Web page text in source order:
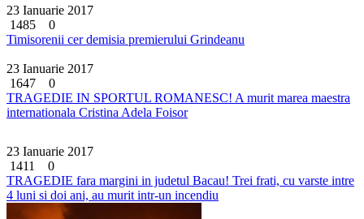
23 Ianuarie 2017
1485
0
Timisorenii cer demisia premierului Grindeanu
23 Ianuarie 2017
1647
0
TRAGEDIE IN SPORTUL ROMANESC! A murit marea maestra
internationala Cristina Adela Foisor
23 Ianuarie 2017
1411
0
TRAGEDIE fara margini in judetul Bacau! Trei frati, cu varste intre
4 luni si doi ani, au murit intr-un incendiu